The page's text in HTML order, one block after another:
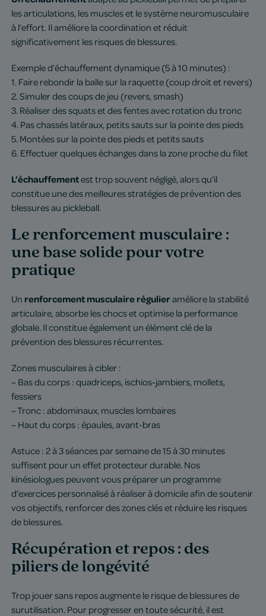
les articulations, les muscles et le système neuromusculaire
à l’effort. Il améliore la coordination et réduit
significativement les risques de blessures.
Exemple d’échauffement dynamique (5 à 10 minutes) :
1. Faire rebondir la balle sur la raquette (coup droit et revers)
2. Simuler des coups de jeu (revers, smash)
3. Réaliser des squats et des fentes avec rotation du tronc
4. Pas chassés latéraux, petits sauts sur la pointe des pieds
5. Montées sur la pointe des pieds et petits sauts
6. Effectuer quelques échanges dans la zone proche du filet
L’échauffementest trop souvent négligé, alors qu’il
constitue une des meilleures stratégies de prévention des
blessures au pickleball.
Le renforcement musculaire :
une base solide pour votre
pratique
Un renforcement musculaire régulieraméliore la stabilité
articulaire, absorbe les chocs et optimise la performance
globale. Il constitue également un élément clé de la
prévention des blessures récurrentes.
Zones musculaires à cibler :
– Bas du corps : quadriceps, ischios-jambiers, mollets,
fessiers
– Tronc : abdominaux, muscles lombaires
– Haut du corps : épaules, avant-bras
Astuce : 2 à 3 séances par semaine de 15 à 30 minutes
suffisent pour un effet protecteur durable. Nos
kinésiologues peuvent vous préparer un programme
d’exercices personnalisé à réaliser à domicile afin de soutenir
vos objectifs, renforcer des zones clés et réduire les risques
de blessures.
Récupération et repos : des
piliers de longévité
Trop jouer sans repos augmente le risque de blessures de
surutilisation. Pour progresser en toute sécurité, il est